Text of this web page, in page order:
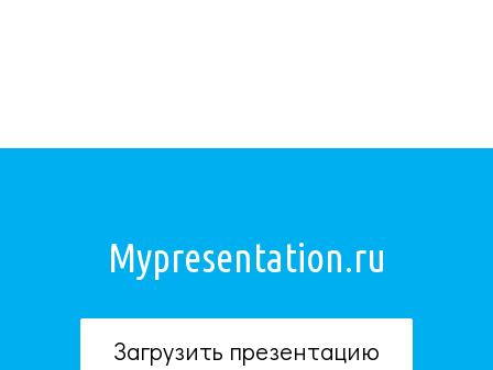
Mypresentation.ru
Загрузить презентацию